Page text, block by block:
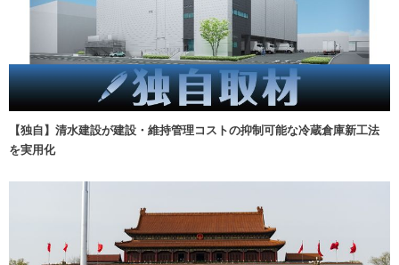
【独自】清水建設が建設・維持管理コストの抑制可能な冷蔵倉庫新工法
を実用化